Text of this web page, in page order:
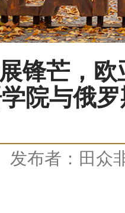
锋芒，
院与俄
发布者：田众